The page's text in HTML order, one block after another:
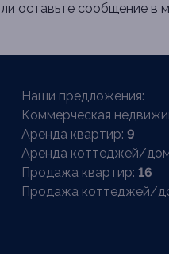
оставьте сообщение
Наши предложения:
Коммерческая
Аренда квартир: 9
Аренда коттеджей/
Продажа квартир: 16
Продажа коттеджей/